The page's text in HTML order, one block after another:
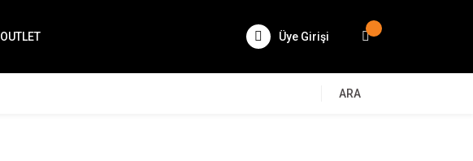
OUTLET Üye Girişi
ARA